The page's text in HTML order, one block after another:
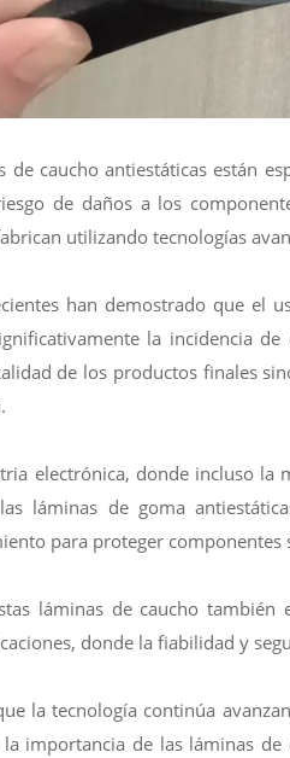
de caucho antiestáticas están
de daños a los
utilizando tecnologías
han demostrado que el
la incidencia
de los productos finales
electrónica, donde incluso la
láminas de goma
para proteger
láminas de caucho
donde la fiabilidad y
la tecnología continúa
la importancia de las láminas